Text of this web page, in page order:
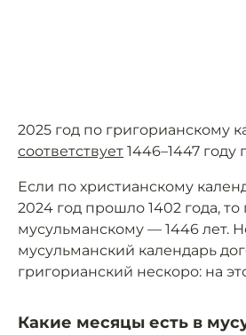
2025 год по григорианскому
соответствует 1446–1447
Если по христианскому
2024 год прошло 1402 года, то
мусульманскому — 1446 лет.
мусульманский календарь
григорианский нескоро: на
Какие месяцы есть в